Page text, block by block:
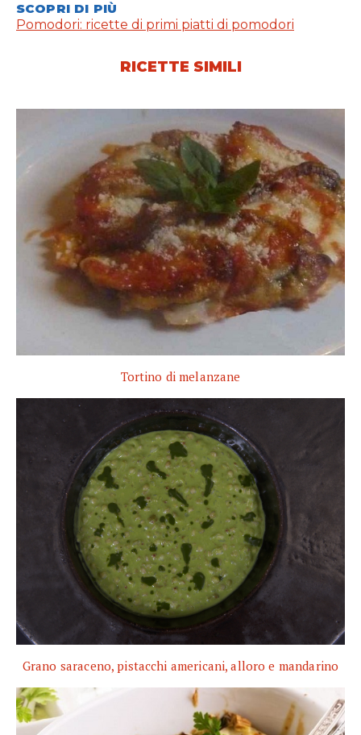
SCOPRI DI PIÙ
Pomodori: ricette di primi piatti di pomodori
RICETTE SIMILI
Tortino di melanzane
Grano saraceno, pistacchi americani, alloro e mandarino